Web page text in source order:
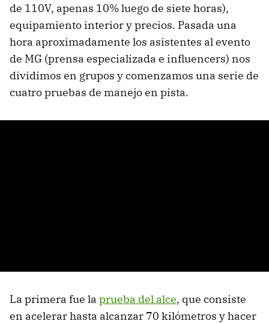
de 110V, apenas 10% luego de siete horas),
equipamiento interior y precios. Pasada una
hora aproximadamente los asistentes al evento
de MG (prensa especializada e influencers) nos
dividimos en grupos y comenzamos una serie de
cuatro pruebas de manejo en pista.
La primera fue la prueba del alce, que consiste
en acelerar hasta alcanzar 70 kilómetros y hacer